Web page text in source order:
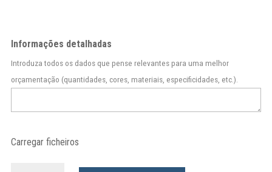
Informações detalhadas
Introduza todos os dados que pense relevantes para uma melhor
orçamentação (quantidades, cores, materiais, especificidades, etc.).
Carregar ficheiros